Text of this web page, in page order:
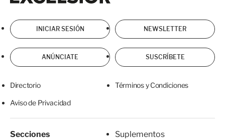
INICIAR SESIÓN NEWSLETTER
ANÚNCIATE SUSCRÍBETE
Directorio Términos y Condiciones
Aviso de Privacidad
Secciones
Suplementos